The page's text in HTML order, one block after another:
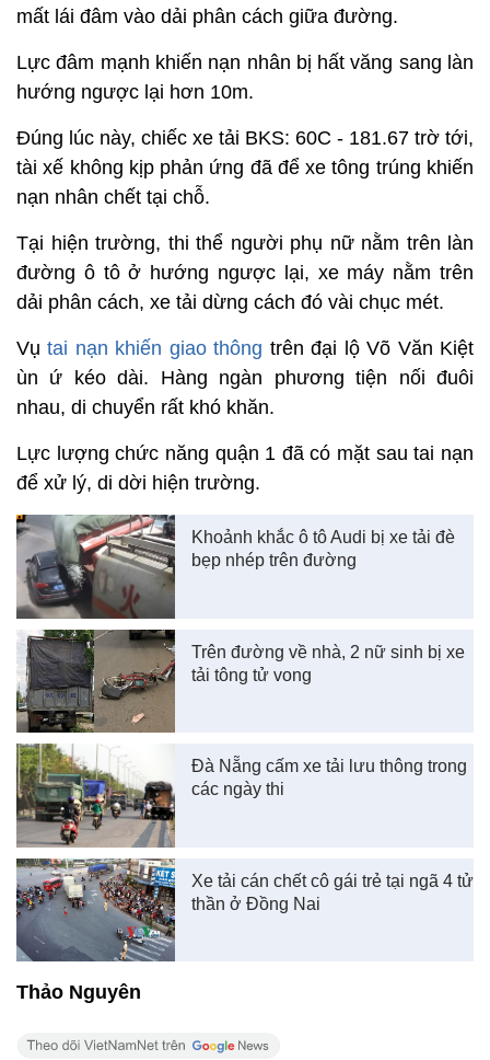
mất lái đâm vào dải phân cách giữa đường.
Lực đâm mạnh khiến nạn nhân bị hất văng sang làn
hướng ngược lại hơn 10m.
Đúng lúc này, chiếc xe tải BKS: 60C - 181.67 trờ tới,
tài xế không kịp phản ứng đã để xe tông trúng khiến
nạn nhân chết tại chỗ.
Tại hiện trường, thi thể người phụ nữ nằm trên làn
đường ô tô ở hướng ngược lại, xe máy nằm trên
dải phân cách, xe tải dừng cách đó vài chục mét.
Vụtai nạn khiến giao thông trên đại lộ Võ Văn Kiệt
ùn ứ kéo dài. Hàng ngàn phương tiện nối đuôi
nhau, di chuyển rất khó khăn.
Lực lượng chức năng quận 1 đã có mặt sau tai nạn
để xử lý, di dời hiện trường.
Khoảnh khắc ô tô Audi bị xe tải đè
bẹp nhép trên đường
Trên đường về nhà, 2 nữ sinh bị xe
tải tông tử vong
Đà Nẵng cấm xe tải lưu thông trong
các ngày thi
Xe tải cán chết cô gái trẻ tại ngã 4 tử
thần ở Đồng Nai
Thảo Nguyên